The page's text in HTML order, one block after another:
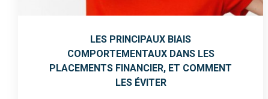
LES PRINCIPAUX BIAIS
COMPORTEMENTAUX DANS LES
PLACEMENTS FINANCIER, ET COMMENT
LES ÉVITER